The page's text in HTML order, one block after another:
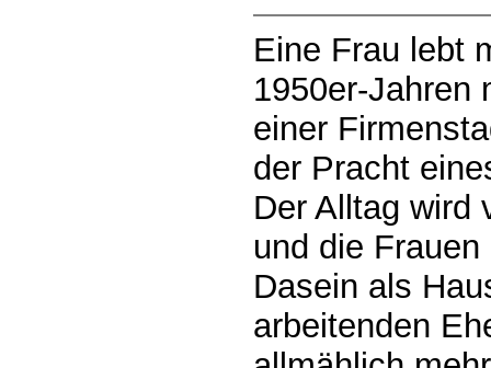
Eine Frau lebt
1950er-Jahren
einer
der Pracht
Der Alltag wird
und die
Dasein als
arbeitenden